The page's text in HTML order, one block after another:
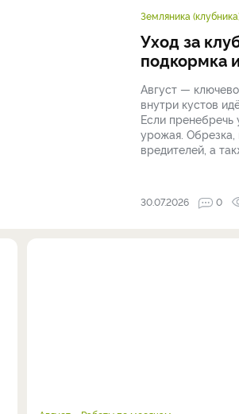
Земляника
Уход за
подкормка
Август —
внутри кустов
Если пренебречь
урожая. Обрезка,
вредителей, а
30.07.2026 0